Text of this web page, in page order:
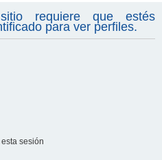
s
c
requiere que estés
para ver perfiles.
sesión